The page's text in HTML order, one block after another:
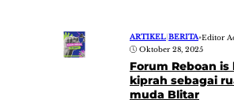
ARTIKEL|BERITA•Editor
Oktober 28, 2025
Forum Reboan
kiprah sebagai
muda Blitar